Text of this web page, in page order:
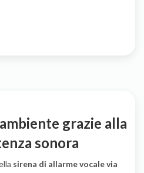
grazie alla
sonora
sirena di allarme vocale via